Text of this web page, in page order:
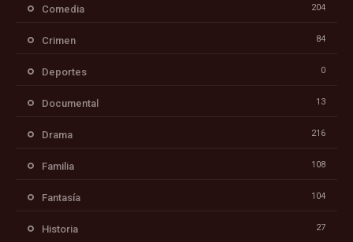
Comedia 204
Crimen 84
Deportes 0
Documental 13
Drama 216
Familia 108
Fantasía 104
Historia 27